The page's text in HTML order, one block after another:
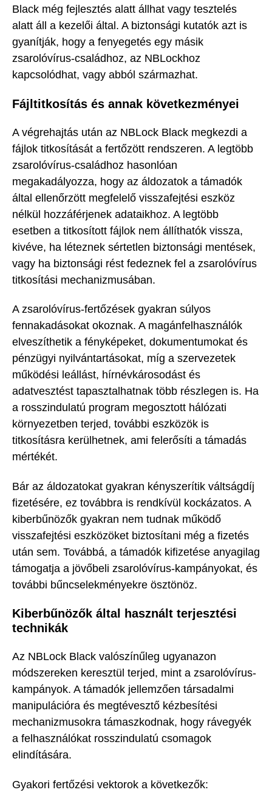
Black még fejlesztés alatt állhat vagy tesztelés
alatt áll a kezelői által. A biztonsági kutatók azt is
gyanítják, hogy a fenyegetés egy másik
zsarolóvírus-családhoz, az NBLockhoz
kapcsolódhat, vagy abból származhat.
Fájltitkosítás és annak következményei
A végrehajtás után az NBLock Black megkezdi a
fájlok titkosítását a fertőzött rendszeren. A legtöbb
zsarolóvírus-családhoz hasonlóan
megakadályozza, hogy az áldozatok a támadók
által ellenőrzött megfelelő visszafejtési eszköz
nélkül hozzáférjenek adataikhoz. A legtöbb
esetben a titkosított fájlok nem állíthatók vissza,
kivéve, ha léteznek sértetlen biztonsági mentések,
vagy ha biztonsági rést fedeznek fel a zsarolóvírus
titkosítási mechanizmusában.
A zsarolóvírus-fertőzések gyakran súlyos
fennakadásokat okoznak. A magánfelhasználók
elveszíthetik a fényképeket, dokumentumokat és
pénzügyi nyilvántartásokat, míg a szervezetek
működési leállást, hírnévkárosodást és
adatvesztést tapasztalhatnak több részlegen is. Ha
a rosszindulatú program megosztott hálózati
környezetben terjed, további eszközök is
titkosításra kerülhetnek, ami felerősíti a támadás
mértékét.
Bár az áldozatokat gyakran kényszerítik váltságdíj
fizetésére, ez továbbra is rendkívül kockázatos. A
kiberbűnözők gyakran nem tudnak működő
visszafejtési eszközöket biztosítani még a fizetés
után sem. Továbbá, a támadók kifizetése anyagilag
támogatja a jövőbeli zsarolóvírus-kampányokat, és
további bűncselekményekre ösztönöz.
Kiberbűnözők által használt terjesztési
technikák
Az NBLock Black valószínűleg ugyanazon
módszereken keresztül terjed, mint a zsarolóvírus-
kampányok. A támadók jellemzően társadalmi
manipulációra és megtévesztő kézbesítési
mechanizmusokra támaszkodnak, hogy rávegyék
a felhasználókat rosszindulatú csomagok
elindítására.
Gyakori fertőzési vektorok a következők: